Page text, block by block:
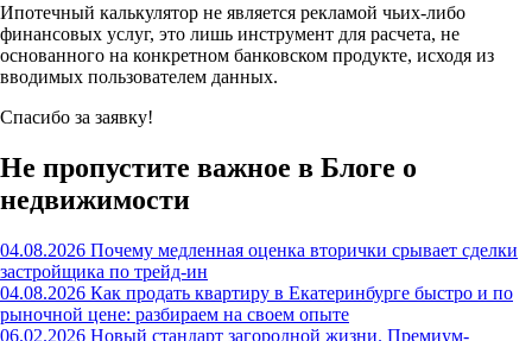
Ипотечный калькулятор не является рекламой чьих-либо
финансовых услуг, это лишь инструмент для расчета, не
основанного на конкретном банковском продукте, исходя из
вводимых пользователем данных.
Спасибо за заявку!
Не пропустите важное в Блоге о
недвижимости
04.08.2026 Почему медленная оценка вторички срывает сделки
застройщика по трейд-ин
04.08.2026 Как продать квартиру в Екатеринбурге быстро и по
рыночной цене: разбираем на своем опыте
06.02.2026 Новый стандарт загородной жизни. Премиум-